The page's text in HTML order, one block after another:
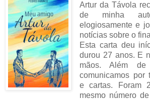
Artur da Távola
de minha
elogiosamente e
notícias sobre o
Esta carta deu
durou 27 anos. E
mãos. Além de
comunicamos por
e cartas. Foram
mesmo número